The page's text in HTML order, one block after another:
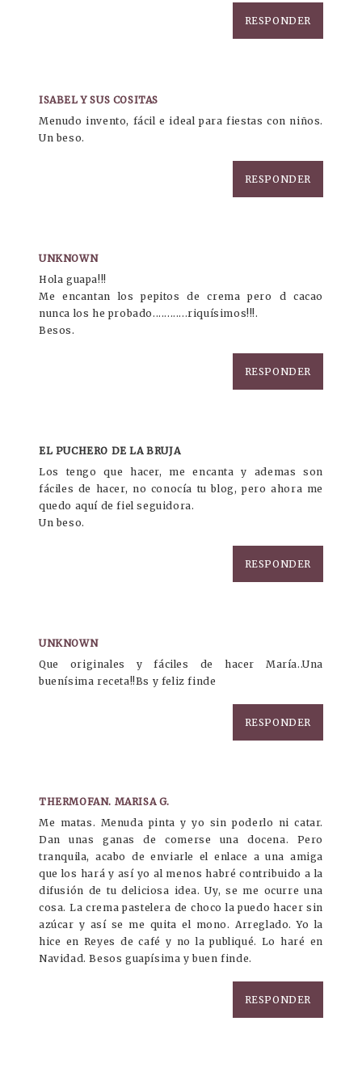
RESPONDER
ISABEL Y SUS COSITAS
Menudo invento, fácil e ideal para fiestas con niños.
Un beso.
RESPONDER
UNKNOWN
Hola guapa!!!
Me encantan los pepitos de crema pero d cacao
nunca los he probado............riquísimos!!!.
Besos.
RESPONDER
EL PUCHERO DE LA BRUJA
Los tengo que hacer, me encanta y ademas son
fáciles de hacer, no conocía tu blog, pero ahora me
quedo aquí de fiel seguidora.
Un beso.
RESPONDER
UNKNOWN
Que originales y fáciles de hacer María..Una
buenísima receta!!Bs y feliz finde
RESPONDER
THERMOFAN. MARISA G.
Me matas. Menuda pinta y yo sin poderlo ni catar.
Dan unas ganas de comerse una docena. Pero
tranquila, acabo de enviarle el enlace a una amiga
que los hará y así yo al menos habré contribuido a la
difusión de tu deliciosa idea. Uy, se me ocurre una
cosa. La crema pastelera de choco la puedo hacer sin
azúcar y así se me quita el mono. Arreglado. Yo la
hice en Reyes de café y no la publiqué. Lo haré en
Navidad. Besos guapísima y buen finde.
RESPONDER